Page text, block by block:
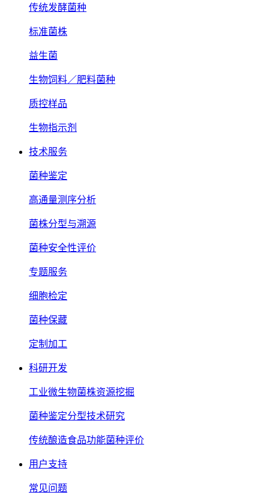
传统发酵菌种
标准菌株
益生菌
生物饲料／肥料菌种
质控样品
生物指示剂
技术服务
菌种鉴定
高通量测序分析
菌株分型与溯源
菌种安全性评价
专题服务
细胞检定
菌种保藏
定制加工
科研开发
工业微生物菌株资源挖掘
菌种鉴定分型技术研究
传统酿造食品功能菌种评价
用户支持
常见问题